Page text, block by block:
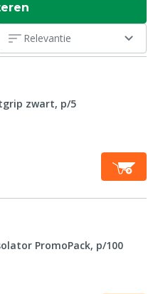
Relevantie
zwart, p/5
PromoPack, p/100